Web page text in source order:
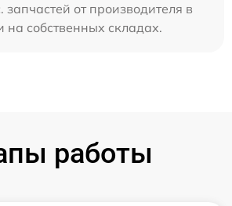
запчастей от производителя в
на собственных складах.
работы